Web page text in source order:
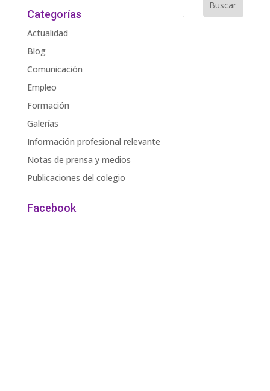
Categorías
Actualidad
Blog
Comunicación
Empleo
Formación
Galerías
Información profesional relevante
Notas de prensa y medios
Publicaciones del colegio
Facebook